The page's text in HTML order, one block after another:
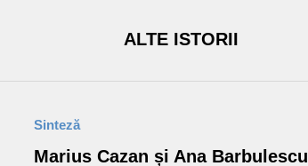
ALTE ISTORII
Sinteză
Marius Cazan și Ana Barbulescu